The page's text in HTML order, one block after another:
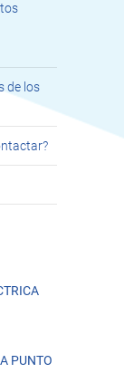
de los
PUNTO